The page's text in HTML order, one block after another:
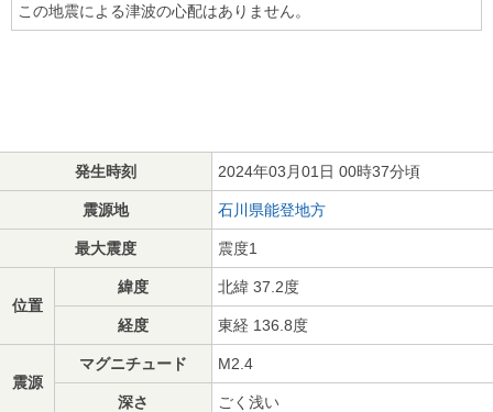
この地震による津波の心配はありません。
発生時刻 2024年03月01日 00時37分頃
震源地 石川県能登地方
最大震度 震度1
位置
緯度 北緯 37.2度
経度 東経 136.8度
震源
マグニチュード M2.4
深さ ごく浅い